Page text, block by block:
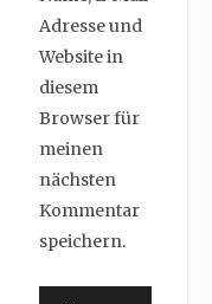
Adresse und
Website in
diesem
Browser für
meinen
nächsten
Kommentar
speichern.